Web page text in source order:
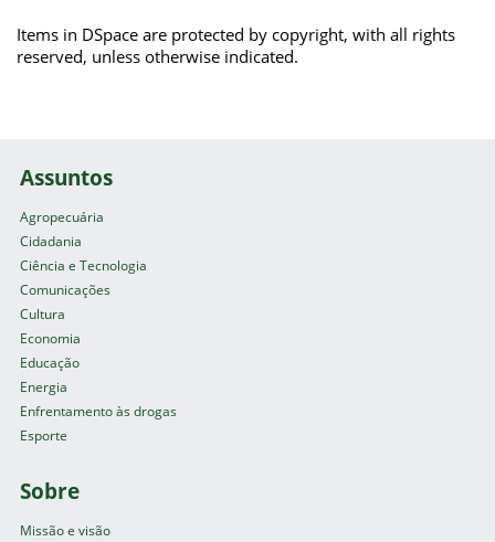
Items in DSpace are protected by copyright, with all rights
reserved, unless otherwise indicated.
Assuntos
Agropecuária
Cidadania
Ciência e Tecnologia
Comunicações
Cultura
Economia
Educação
Energia
Enfrentamento às drogas
Esporte
Sobre
Missão e visão